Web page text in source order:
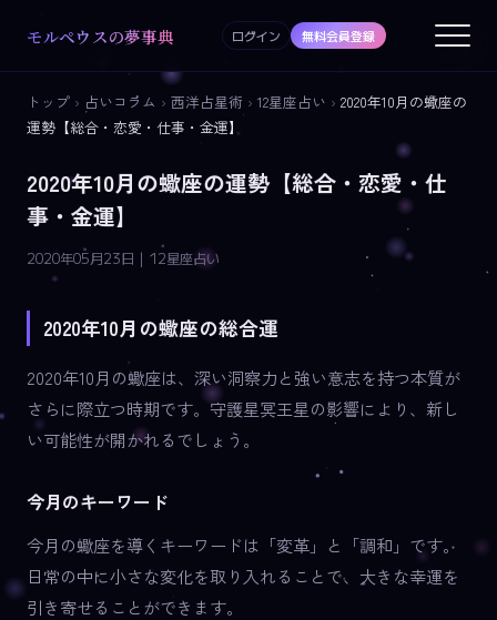
モルペウスの夢事典 ログイン 無料会員登録
トップ › 占いコラム › 西洋占星術 › 12星座占い › 2020年10月の蠍座の
運勢【総合・恋愛・仕事・金運】
2020年10月の蠍座の運勢【総合・恋愛・仕
事・金運】
2020年05月23日 | 12星座占い
2020年10月の蠍座の総合運
2020年10月の蠍座は、深い洞察力と強い意志を持つ本質が
さらに際立つ時期です。守護星冥王星の影響により、新し
い可能性が開かれるでしょう。
今月のキーワード
今月の蠍座を導くキーワードは「変革」と「調和」です。
日常の中に小さな変化を取り入れることで、大きな幸運を
引き寄せることができます。